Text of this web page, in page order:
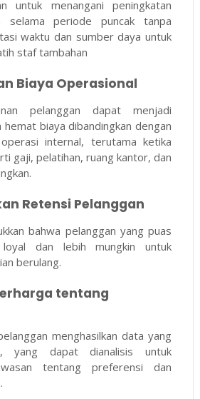
untuk menangani peningkatan
selama periode puncak tanpa
waktu dan sumber daya untuk
staf tambahan
Biaya Operasional
pelanggan dapat menjadi
biaya dibandingkan dengan
internal, terutama ketika
gaji, pelatihan, ruang kantor, dan
Retensi Pelanggan
bahwa pelanggan yang puas
dan lebih mungkin untuk
berulang.
tentang
menghasilkan data yang
yang dapat dianalisis untuk
tentang preferensi dan